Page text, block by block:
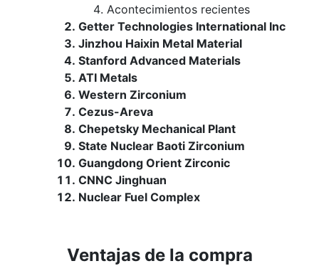
Acontecimientos recientes
Getter Technologies International Inc
Jinzhou Haixin Metal Material
Stanford Advanced Materials
ATI Metals
Western Zirconium
Cezus-Areva
Chepetsky Mechanical Plant
State Nuclear Baoti Zirconium
Guangdong Orient Zirconic
CNNC Jinghuan
Nuclear Fuel Complex
Ventajas de la compra